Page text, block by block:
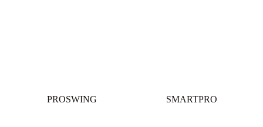
PROSWING SMARTPRO